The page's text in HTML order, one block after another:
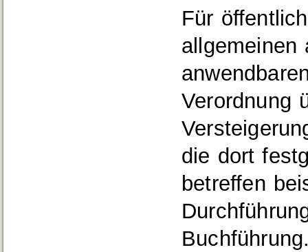
Für
allgemeinen
Verordnung
die dort
betreffen